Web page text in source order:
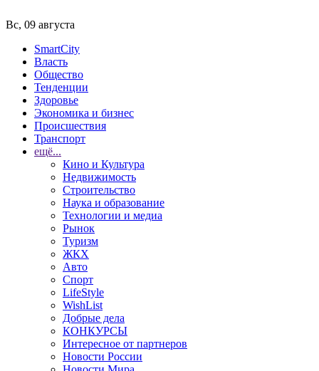
Вс, 09 августа
SmartCity
Власть
Общество
Тенденции
Здоровье
Экономика и бизнес
Происшествия
Транспорт
ещё...
Кино и Культура
Недвижимость
Строительство
Наука и образование
Технологии и медиа
Рынок
Туризм
ЖКХ
Авто
Спорт
LifeStyle
WishList
Добрые дела
КОНКУРСЫ
Интересное от партнеров
Новости России